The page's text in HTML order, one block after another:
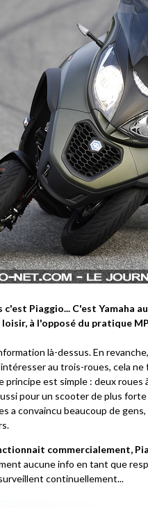
Piaggio... C'est Yamaha
à l'opposé du pratique
là-dessus. En
au trois-roues, cela
principe est simple : deux
pour un scooter de plus
a convaincu beaucoup de
commercialement,
aucune info en tant que
continuellement...